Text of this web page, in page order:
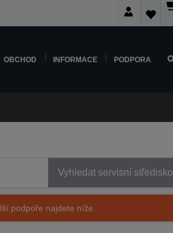
OBCHOD INFORMACE PODPORA
Vyhledat servisní středisko
podpoře najdete níže.